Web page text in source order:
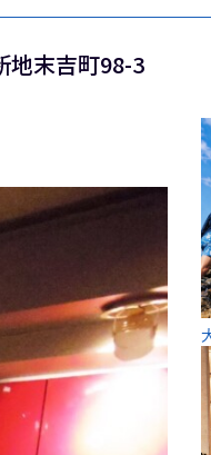
地末吉町98-3